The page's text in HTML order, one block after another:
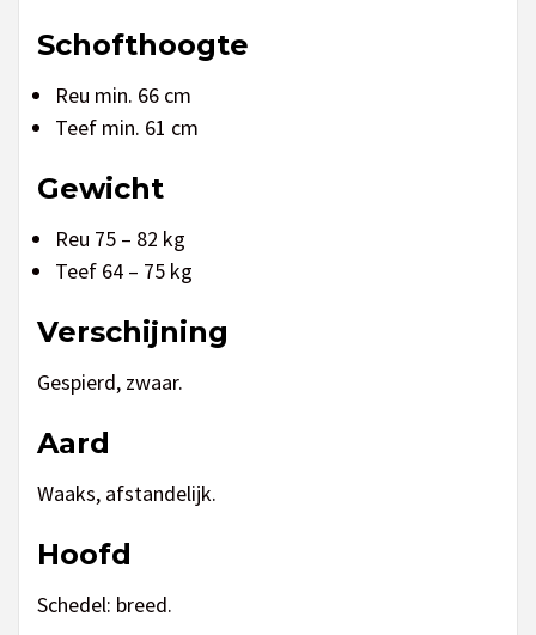
Schofthoogte
Reu min. 66 cm
Teef min. 61 cm
Gewicht
Reu 75 – 82 kg
Teef 64 – 75 kg
Verschijning
Gespierd, zwaar.
Aard
Waaks, afstandelijk.
Hoofd
Schedel: breed.